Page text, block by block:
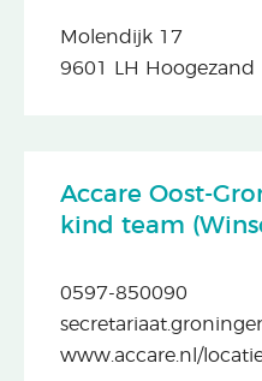
Molendijk 17
9601 LH Hoogezand
Accare Oost-
kind team
0597-850090
www.accare.nl/